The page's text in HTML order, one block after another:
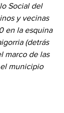
Social del
y vecinas
en la esquina
(detrás
marco de las
municipio